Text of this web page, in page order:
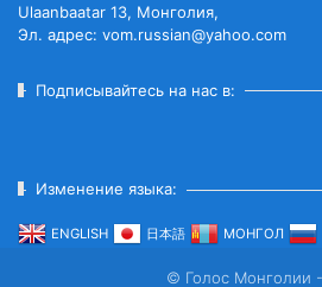
Ulaanbaatar 13, Монголия,
Эл. адрес: vom.russian@yahoo.com
Подписывайтесь на нас в:
Изменение языка:
ENGLISH 日本語 МОНГОЛ
© Голос Монголии